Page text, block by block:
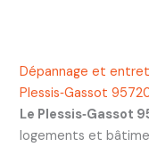
Dépannage et
Plessis‑Gassot
Le Plessis‑Gassot
logements et